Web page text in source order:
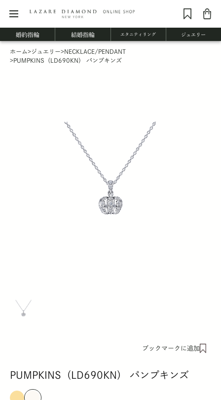
婚約指輪 結婚指輪 エタニティリング ジュエリー
ホーム>ジュエリー>NECKLACE/PENDANT
>PUMPKINS（LD690KN） パンプキンズ
ブックマークに追加
PUMPKINS（LD690KN） パンプキンズ